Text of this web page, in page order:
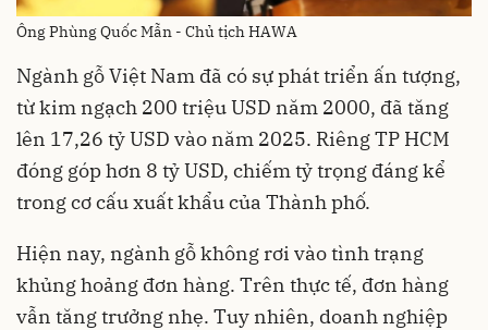
Ông Phùng Quốc Mẫn - Chủ tịch HAWA
Ngành gỗ Việt Nam đã có sự phát triển ấn tượng,
từ kim ngạch 200 triệu USD năm 2000, đã tăng
lên 17,26 tỷ USD vào năm 2025. Riêng TP HCM
đóng góp hơn 8 tỷ USD, chiếm tỷ trọng đáng kể
trong cơ cấu xuất khẩu của Thành phố.
Hiện nay, ngành gỗ không rơi vào tình trạng
khủng hoảng đơn hàng. Trên thực tế, đơn hàng
vẫn tăng trưởng nhẹ. Tuy nhiên, doanh nghiệp